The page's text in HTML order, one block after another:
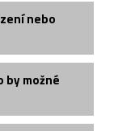
nebo
možné